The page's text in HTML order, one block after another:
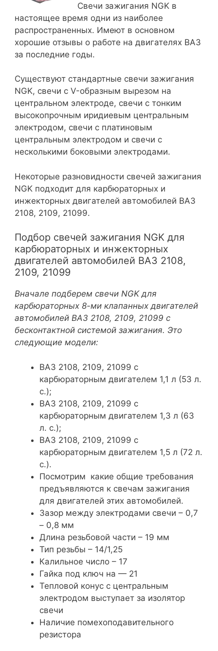
Свечи зажигания NGK в
настоящее время одни из наиболее
распространенных. Имеют в основном
хорошие отзывы о работе на двигателях ВАЗ
за последние годы.
Существуют стандартные свечи зажигания
NGK, свечи с V-образным вырезом на
центральном электроде, свечи с тонким
высокопрочным иридиевым центральным
электродом, свечи с платиновым
центральным электродом и свечи с
несколькими боковыми электродами.
Некоторые разновидности свечей зажигания
NGK подходит для карбюраторных и
инжекторных двигателей автомобилей ВАЗ
2108, 2109, 21099.
Подбор свечей зажигания NGK для
карбюраторных и инжекторных
двигателей автомобилей ВАЗ 2108,
2109, 21099
Вначале подберем свечи NGK для
карбюраторных 8-ми клапанных двигателей
автомобилей ВАЗ 2108, 2109, 21099 с
бесконтактной системой зажигания. Это
следующие модели:
ВАЗ 2108, 2109, 21099 с
карбюраторным двигателем 1,1 л (53 л.
с.);
ВАЗ 2108, 2109, 21099 с
карбюраторным двигателем 1,3 л (63
л. с.);
ВАЗ 2108, 2109, 21099 с
карбюраторным двигателем 1,5 л (72 л.
с.).
Посмотрим какие общие требования
предъявляются к свечам зажигания
для двигателей этих автомобилей.
Зазор между электродами свечи – 0,7
– 0,8 мм
Длина резьбовой части – 19 мм
Тип резьбы – 14/1,25
Калильное число – 17
Гайка под ключ на — 21
Тепловой конус с центральным
электродом выступает за изолятор
свечи
Наличие помехоподавительного
резистора